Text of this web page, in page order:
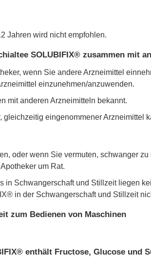
Jahren wird nicht empfohlen.
SOLUBIFIX® zusammen mit
wenn Sie andere Arzneimittel
einzunehmen/anzuwenden.
mit anderen Arzneimitteln bekannt.
gleichzeitig eingenommener Arzneimittel
oder wenn Sie vermuten, schwanger
um Rat.
in Schwangerschaft und Stillzeit liegen
in der Schwangerschaft und Stillzeit
zum Bedienen von Maschinen
enthält Fructose, Glucose und